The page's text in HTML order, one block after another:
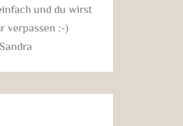
und du wirst
verpassen :-)